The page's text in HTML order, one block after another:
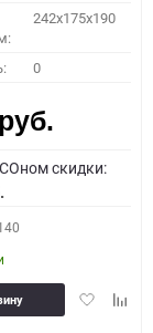
242x175x190
0
руб.
скидки:
Добавить